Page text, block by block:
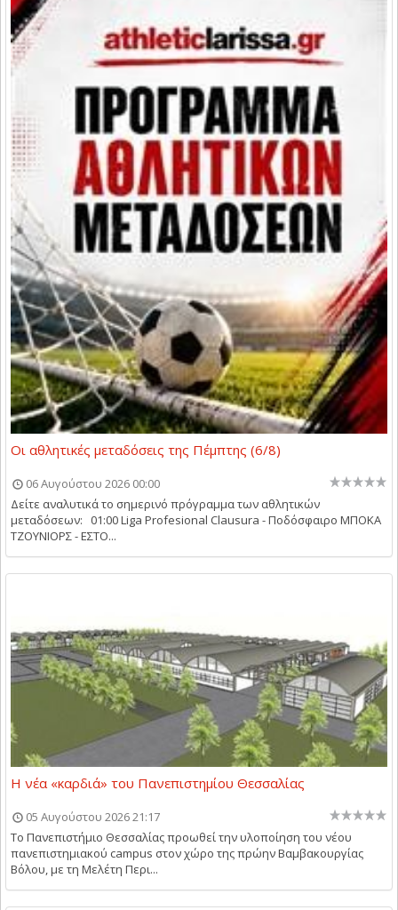
Οι αθλητικές μεταδόσεις της Πέμπτης (6/8)
06 Αυγούστου 2026 00:00
Δείτε αναλυτικά το σημερινό πρόγραμμα των αθλητικών
μεταδόσεων: 01:00 Liga Profesional Clausura - Ποδόσφαιρο ΜΠΟΚΑ
ΤΖΟΥΝΙΟΡΣ - ΕΣΤΟ...
Η νέα «καρδιά» του Πανεπιστημίου Θεσσαλίας
05 Αυγούστου 2026 21:17
Το Πανεπιστήμιο Θεσσαλίας προωθεί την υλοποίηση του νέου
πανεπιστημιακού campus στον χώρο της πρώην Βαμβακουργίας
Βόλου, με τη Μελέτη Περι...